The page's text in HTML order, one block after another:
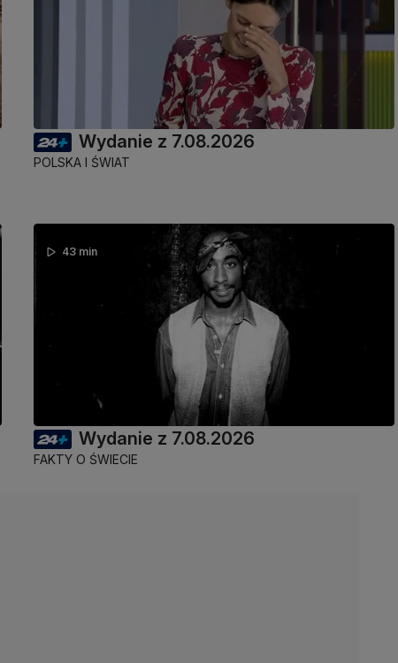
Wydanie z 7.08.2026
POLSKA I ŚWIAT
43 min
Wydanie z 7.08.2026
FAKTY O ŚWIECIE